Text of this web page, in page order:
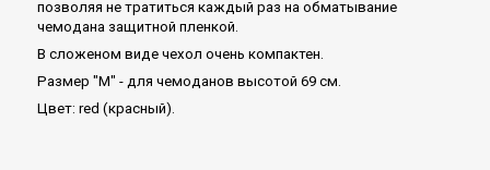
позволяя не тратиться каждый раз на обматывание
чемодана защитной пленкой.
В сложеном виде чехол очень компактен.
Размер "M" - для чемоданов высотой 69 см.
Цвет: red (красный).